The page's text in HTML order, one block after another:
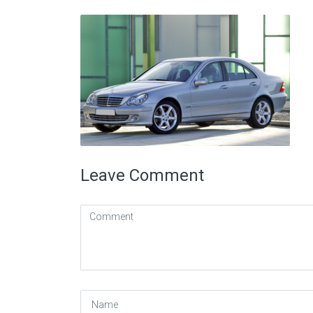
Leave Comment
Comment